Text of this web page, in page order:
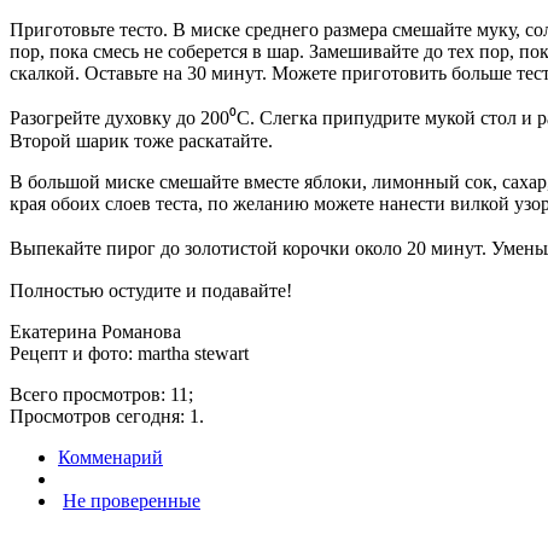
Приготовьте тесто. В миске среднего размера смешайте муку,
пор, пока смесь не соберется в шар. Замешивайте до тех пор,
скалкой. Оставьте на 30 минут. Можете приготовить больше
Разогрейте духовку до 200⁰С. Слегка припудрите мукой стол
Второй шарик тоже раскатайте.
В большой миске смешайте вместе яблоки, лимонный сок,
края обоих слоев теста, по желанию можете нанести вилкой
Выпекайте пирог до золотистой корочки около 20 минут.
Полностью остудите и подавайте!
Екатерина Романова
Рецепт и фото: martha stewart
Всего просмотров: 11;
Просмотров сегодня: 1.
Комменарий
Не проверенные